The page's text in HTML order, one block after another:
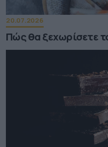
20.07.2026
Πώς θα ξεχωρίσετε